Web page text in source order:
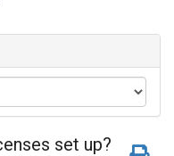
set up?